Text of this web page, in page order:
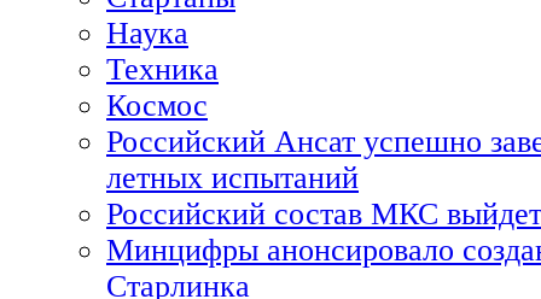
Наука
Техника
Космос
Российский Ансат успешно
летных испытаний
Российский состав МКС
Минцифры анонсировало
Старлинка